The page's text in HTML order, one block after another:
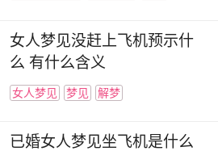
女人梦见没赶上飞机预示什
么 有什么含义
女人梦见 梦见 解梦
已婚女人梦见坐飞机是什么